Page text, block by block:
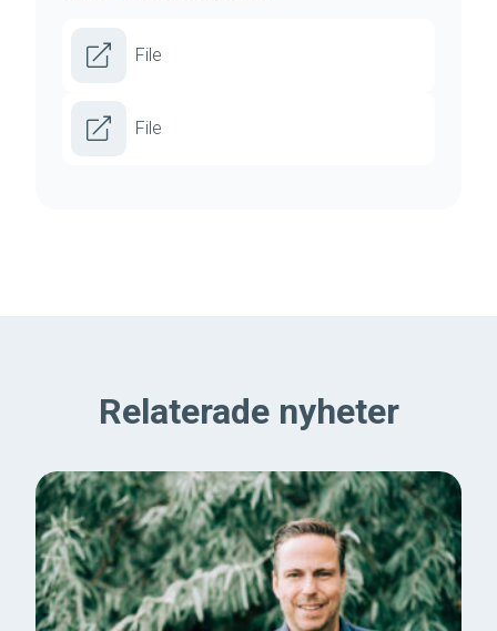
File
File
Relaterade nyheter